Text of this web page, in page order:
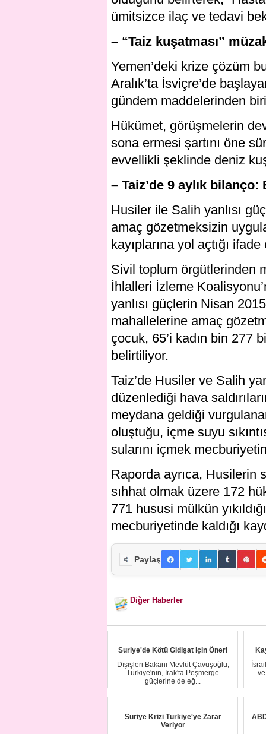
ümitsizce ilaç ve tedavi
– “Taiz kuşatması”
Yemen’deki krize çözüm
Aralık’ta İsviçre’de
gündem maddelerinden
Hükümet, görüşmelerin
sona ermesi şartını öne
evvellikli şeklinde deniz
– Taiz’de 9 aylık
Husiler ile Salih yanlısı
amaç gözetmeksizin
kayıplarına yol açtığı
Sivil toplum örgütlerinden
İhlalleri İzleme
yanlısı güçlerin Nisan
mahallelerine amaç
çocuk, 65’i kadın bin 277
belirtiliyor.
Taiz’de Husiler ve Salih
düzenlediği hava
meydana geldiği
oluştuğu, içme suyu
sularını içmek
Raporda ayrıca, Husilerin
sıhhat olmak üzere 172
771 hususi mülkün
mecburiyetinde kaldığı
Paylaş
Diğer Haberler
Suriye'de Kötü Gidişat için Öneri
Dışişleri Bakanı Mevlüt Çavuşoğlu,
Türkiye'nin, Irak'ta Peşmerge
güçlerine de eğ...
Suriye Krizi Türkiye'ye Zarar
Veriyor